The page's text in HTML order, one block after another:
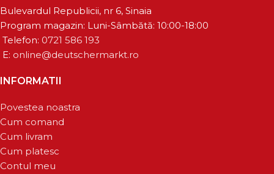
Bulevardul Republicii, nr 6, Sinaia
Program magazin: Luni-Sâmbătă: 10:00-18:00
Telefon: 0721 586 193
E: online@deutschermarkt.ro
INFORMATII
Povestea noastra
Cum comand
Cum livram
Cum platesc
Contul meu